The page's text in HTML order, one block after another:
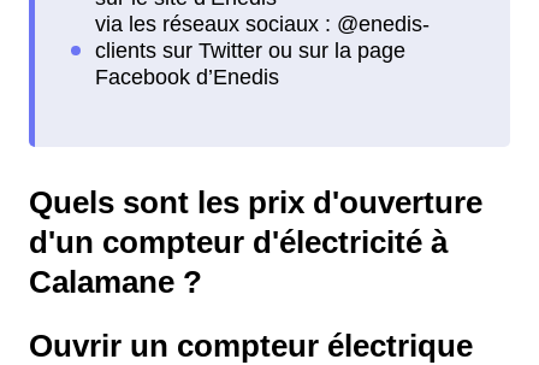
Quels sont les prix d'ouverture
d'un compteur d'électricité à
Calamane ?
Ouvrir un compteur électrique